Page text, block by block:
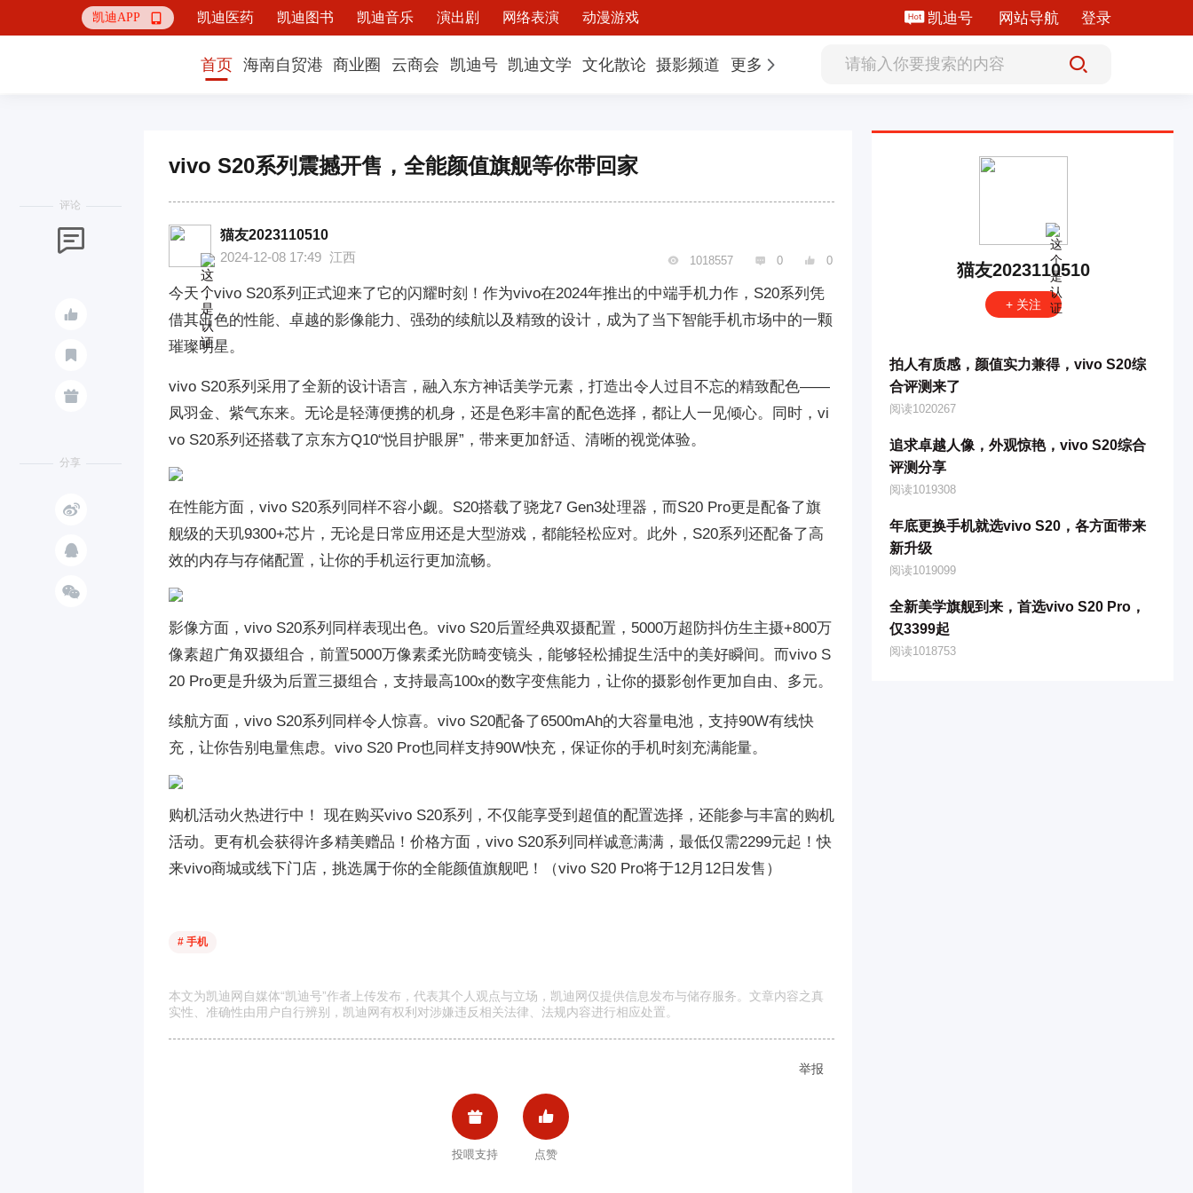
凯迪APP  凯迪医药 凯迪图书 凯迪音乐 演出剧 网络表演 动漫游戏 凯迪号 网站导航 登录
首页 海南自贸港 商业圈 云商会 凯迪号 凯迪文学 文化散论 摄影频道 更多
评论



分享



vivo S20系列震撼开售，全能颜值旗舰等你带回家
猫友2023110510
2024-12-08 17:49 江西  1018557  0  0
今天，vivo S20系列正式迎来了它的闪耀时刻！作为vivo在2024年推出的中端手机力作，S20系列凭
借其出色的性能、卓越的影像能力、强劲的续航以及精致的设计，成为了当下智能手机市场中的一颗
璀璨明星。
vivo S20系列采用了全新的设计语言，融入东方神话美学元素，打造出令人过目不忘的精致配色——
凤羽金、紫气东来。无论是轻薄便携的机身，还是色彩丰富的配色选择，都让人一见倾心。同时，vi
vo S20系列还搭载了京东方Q10“悦目护眼屏”，带来更加舒适、清晰的视觉体验。
在性能方面，vivo S20系列同样不容小觑。S20搭载了骁龙7 Gen3处理器，而S20 Pro更是配备了旗
舰级的天玑9300+芯片，无论是日常应用还是大型游戏，都能轻松应对。此外，S20系列还配备了高
效的内存与存储配置，让你的手机运行更加流畅。
影像方面，vivo S20系列同样表现出色。vivo S20后置经典双摄配置，5000万超防抖仿生主摄+800万
像素超广角双摄组合，前置5000万像素柔光防畸变镜头，能够轻松捕捉生活中的美好瞬间。而vivo S
20 Pro更是升级为后置三摄组合，支持最高100x的数字变焦能力，让你的摄影创作更加自由、多元。
续航方面，vivo S20系列同样令人惊喜。vivo S20配备了6500mAh的大容量电池，支持90W有线快
充，让你告别电量焦虑。vivo S20 Pro也同样支持90W快充，保证你的手机时刻充满能量。
购机活动火热进行中！ 现在购买vivo S20系列，不仅能享受到超值的配置选择，还能参与丰富的购机
活动。更有机会获得许多精美赠品！价格方面，vivo S20系列同样诚意满满，最低仅需2299元起！快
来vivo商城或线下门店，挑选属于你的全能颜值旗舰吧！（vivo S20 Pro将于12月12日发售）
# 手机
本文为凯迪网自媒体“凯迪号”作者上传发布，代表其个人观点与立场，凯迪网仅提供信息发布与储存服务。文章内容之真
实性、准确性由用户自行辨别，凯迪网有权利对涉嫌违反相关法律、法规内容进行相应处置。
举报

投喂支持

点赞
猫友2023110510
+ 关注
拍人有质感，颜值实力兼得，vivo S20综
合评测来了
阅读1020267
追求卓越人像，外观惊艳，vivo S20综合
评测分享
阅读1019308
年底更换手机就选vivo S20，各方面带来
新升级
阅读1019099
全新美学旗舰到来，首选vivo S20 Pro，
仅3399起
阅读1018753